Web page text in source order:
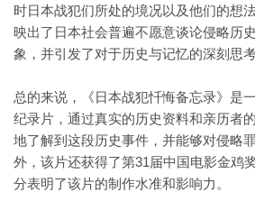
时日本战犯们所处的境况以及他们的想
映出了日本社会普遍不愿意谈论侵略历
象，并引发了对于历史与记忆的深刻思考
总的来说，《日本战犯忏悔备忘录》是
纪录片，通过真实的历史资料和亲历者
地了解到这段历史事件，并能够对侵略
外，该片还获得了第31届中国电影金鸡
分表明了该片的制作水准和影响力。